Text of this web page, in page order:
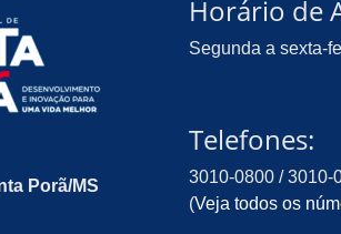
Porã/MS
Horário de
Segunda a sexta-
Telefones:
3010-0800 / 3010-
(Veja todos os